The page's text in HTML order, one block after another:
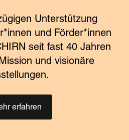
Unterstützung
und Förder*innen
seit fast 40 Jahren
und visionäre
erfahren